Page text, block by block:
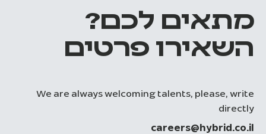
מתאים לכם?
השאירו פרטים
We are always welcoming talents, please, write
directly
careers@hybrid.co.il